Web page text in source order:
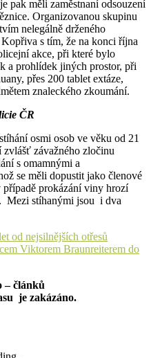
pak měli zaměstnaní odsouzení
Organizovanou skupinu
nelegálně drženého
s tím, že na konci října
akce, při které bylo
a prohlídek jiných prostor, při
přes 200 tablet extáze,
znaleckého zkoumání.
ČR
osmi osob ve věku od 21
závažného zločinu
s omamnými a
se měli dopustit jako členové
prokázání viny hrozí
Mezi stíhanými jsou i dva
od nejsilnějších otřesů
Viktorem Braunreiterem do
– článků
je zakázáno.